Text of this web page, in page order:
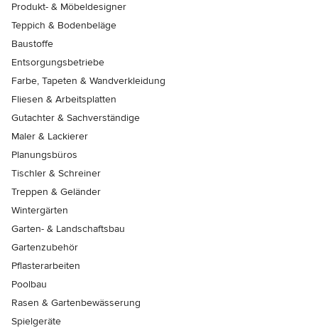
Produkt- & Möbeldesigner
Teppich & Bodenbeläge
Baustoffe
Entsorgungsbetriebe
Farbe, Tapeten & Wandverkleidung
Fliesen & Arbeitsplatten
Gutachter & Sachverständige
Maler & Lackierer
Planungsbüros
Tischler & Schreiner
Treppen & Geländer
Wintergärten
Garten- & Landschaftsbau
Gartenzubehör
Pflasterarbeiten
Poolbau
Rasen & Gartenbewässerung
Spielgeräte